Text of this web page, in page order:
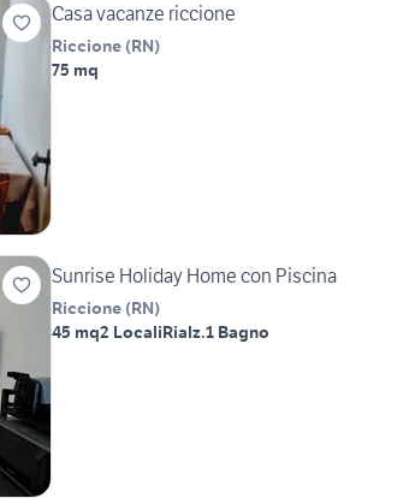
Casa vacanze riccione
Riccione (RN)
75 mq
Sunrise Holiday Home con Piscina
Riccione (RN)
45 mq2 LocaliRialz.1 Bagno